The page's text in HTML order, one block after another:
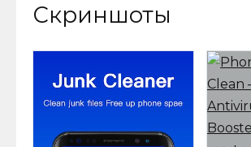
Скриншоты